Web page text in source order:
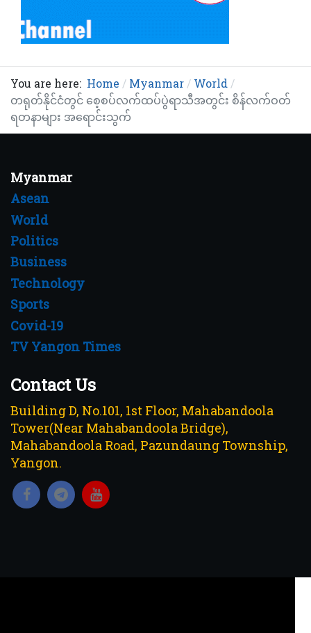
You are here: Home Myanmar
World
တရုတ်နိုင်ငံတွင် စေ့စပ်လက်ထပ်ပွဲရာသီအတွင်း စိန်လက်ဝတ်
ရတနာများ အရောင်းသွက်
Myanmar
Asean
World
Politics
Business
Technology
Sports
Covid-19
TV Yangon Times
Contact Us
Building D, No.101, 1st Floor, Mahabandoola
Tower(Near Mahabandoola Bridge),
Mahabandoola Road, Pazundaung Township,
Yangon.